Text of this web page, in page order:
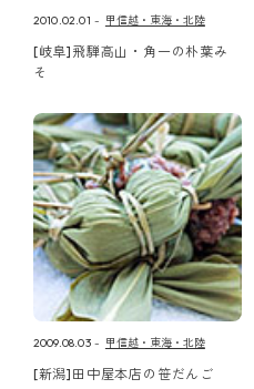
2010.02.01 甲信越・東海・北陸
[岐阜]飛騨高山・角一の朴葉み
そ
2009.08.03 甲信越・東海・北陸
[新潟]田中屋本店の笹だんご